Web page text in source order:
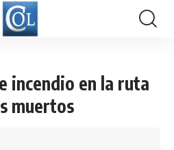
incendio en la ruta
muertos